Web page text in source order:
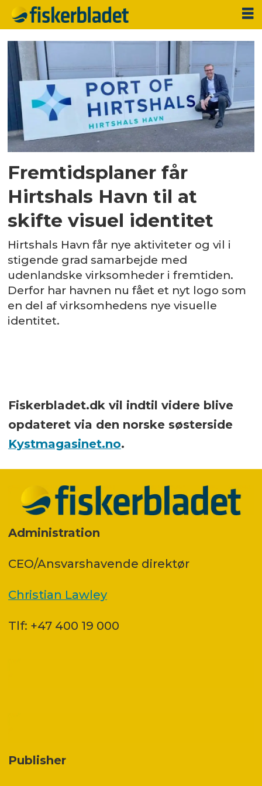
Tag:
visuel
identitet
Fremtidsplaner får
Hirtshals Havn til at
skifte visuel identitet
Hirtshals Havn får nye aktiviteter og vil i
stigende grad samarbejde med
udenlandske virksomheder i fremtiden.
Derfor har havnen nu fået et nyt logo som
en del af virksomhedens nye visuelle
identitet.
Fiskerbladet.dk vil indtil videre blive
opdateret via den norske søsterside
Kystmagasinet.no.
Administration
CEO/Ansvarshavende direktør
Christian Lawley
Tlf: +47 400 19 000
Publisher